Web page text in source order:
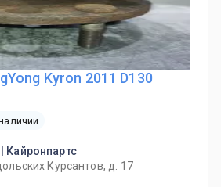
Kyron 2011 D130
Кайронпартс
Курсантов, д. 17